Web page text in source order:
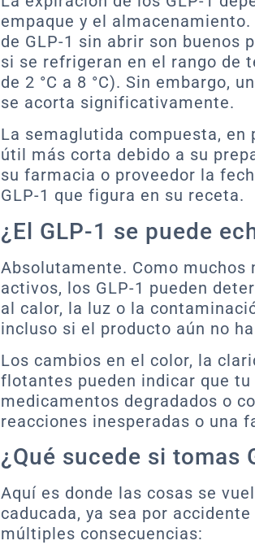
empaque y el
de GLP-1 sin abrir son buenos
si se refrigeran en el rango de
de 2 °C a 8 °C). Sin embargo,
se acorta significativamente.
La semaglutida compuesta,
útil más corta debido a su
su farmacia o proveedor la
GLP-1 que figura en su receta.
¿El GLP-1 se puede
Absolutamente. Como
activos, los GLP-1 pueden
al calor, la luz o la
incluso si el producto aún no
Los cambios en el color, la
flotantes pueden indicar que tu
medicamentos degradados o
reacciones inesperadas o una
¿Qué sucede si tomas
Aquí es donde las cosas se
caducada, ya sea por
múltiples consecuencias: